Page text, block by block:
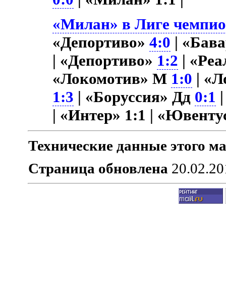
«Милан» в Лиге
«Депортиво»4:0 |
| «Депортиво» 1:2 |
«Локомотив» М 1:0 |
1:3 | «Боруссия» Дд 0:1
| «Интер» 1:1 |
Технические данные этого
Страница обновлена